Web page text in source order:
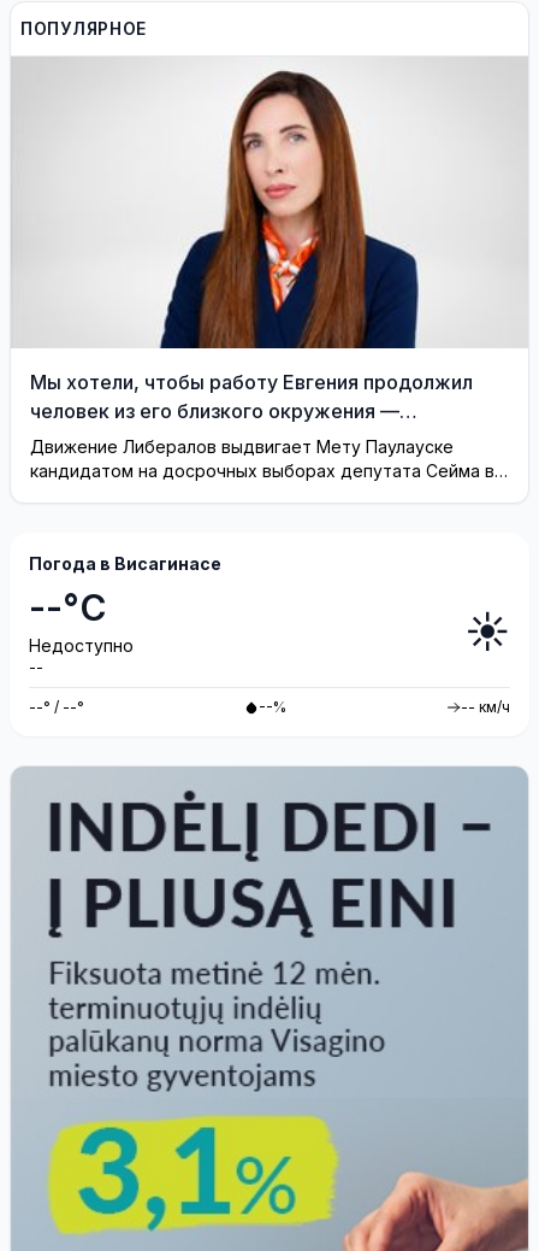
платья» и лекцию историка
Васильева!
ПОПУЛЯРНОЕ
Мы хотели, чтобы работу Евгения продолжил
человек из его близкого окружения —
Висагинское отделение Либерального движения
Движение Либералов выдвигает Мету Паулауске
кандидатом на досрочных выборах депутата Сейма в
Погода в Висагинасе
--°C
Недоступно
--
☀️
--° / --° --% -- км/ч